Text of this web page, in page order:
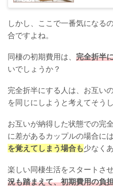
しかし、ここで一番気になる
合ですよね。
同棲の初期費用は、 完全折半
いでしょうか？
完全折半にする人は、お互い
を同じにしようと考えてそう
お互いが納得した状態での完
に差があるカップルの場合には
を覚えてしまう場合も少なく
楽しい同棲生活をスタートさ
況も踏まえて、初期費用の負